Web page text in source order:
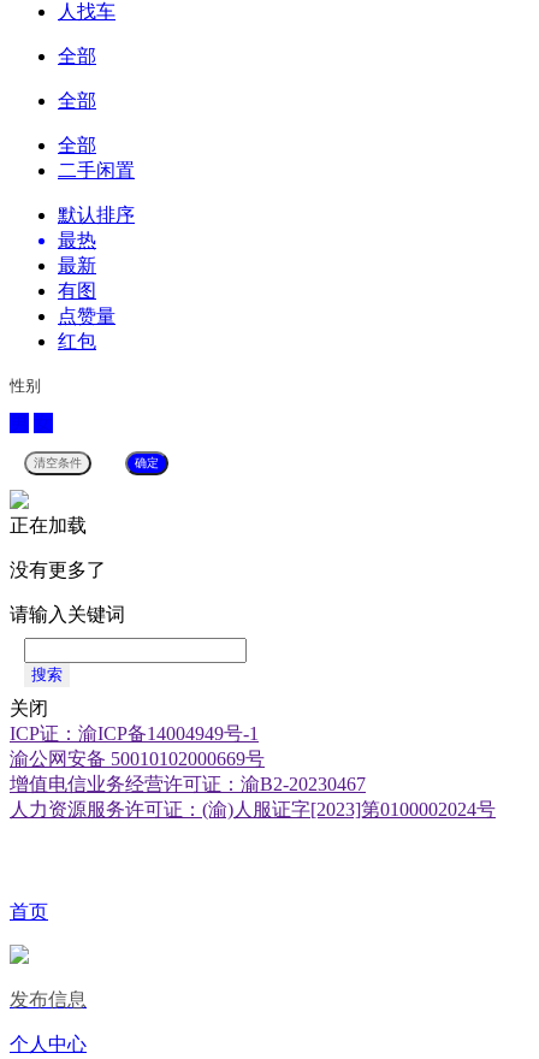
人找车
全部
全部
全部
二手闲置
默认排序
最热
最新
有图
点赞量
红包
性别
正在加载
没有更多了
请输入关键词
搜索
关闭
ICP证：渝ICP备14004949号-1
渝公网安备 50010102000669号
增值电信业务经营许可证：渝B2-20230467
人力资源服务许可证：(渝)人服证字[2023]第0100002024号
首页
发布信息
个人中心